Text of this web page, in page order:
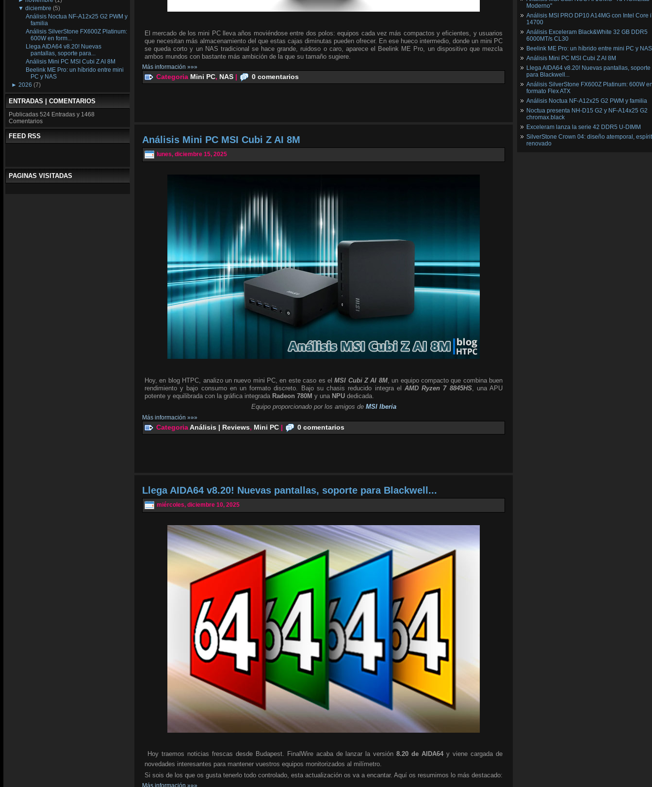
▼diciembre (5)
Análisis Noctua NF-A12x25 G2 PWM y
familia
Análisis SilverStone FX600Z Platinum:
600W en form...
Llega AIDA64 v8.20! Nuevas
pantallas, soporte para...
Análisis Mini PC MSI Cubi Z AI 8M
Beelink ME Pro: un híbrido entre mini
PC y NAS
► 2026 (7)
ENTRADAS | COMENTARIOS
Publicadas 524 Entradas y 1468
Comentarios
FEED RSS
PAGINAS VISITADAS
El mercado de los mini PC lleva años moviéndose entre dos polos: equipos cada vez más compactos y eficientes, y usuarios
que necesitan más almacenamiento del que estas cajas diminutas pueden ofrecer. En ese hueco intermedio, donde un mini PC
se queda corto y un NAS tradicional se hace grande, ruidoso o caro, aparece el Beelink ME Pro, un dispositivo que mezcla
ambos mundos con bastante más ambición de la que su tamaño sugiere.
Más información »»»
Categoria Mini PC, NAS | 0 comentarios
Análisis Mini PC MSI Cubi Z AI 8M
lunes, diciembre 15, 2025
Hoy, en blog HTPC, analizo un nuevo mini PC, en este caso es elMSI Cubi Z AI 8M, un equipo compacto que combina buen
rendimiento y bajo consumo en un formato discreto. Bajo su chasis reducido integra el AMD Ryzen 7 8845HS, una APU
potente y equilibrada con la gráfica integrada Radeon 780M y una NPU dedicada.
Equipo proporcionado por los amigos de MSI Iberia
Más información »»»
CategoriaAnálisis | Reviews, Mini PC | 0 comentarios
Llega AIDA64 v8.20! Nuevas pantallas, soporte para Blackwell...
miércoles, diciembre 10, 2025
Hoy traemos noticias frescas desde Budapest. FinalWire acaba de lanzar la versión8.20 de AIDA64 y viene cargada de
novedades interesantes para mantener vuestros equipos monitorizados al milímetro.
Si sois de los que os gusta tenerlo todo controlado, esta actualización os va a encantar. Aquí os resumimos lo más destacado:
Moderno"
Análisis MSI PRO DP10 A14MG con Intel Core
14700
Análisis Exceleram Black&White 32 GB DDR5
6000MT/s CL30
Beelink ME Pro: un híbrido entre mini PC y NAS
Análisis Mini PC MSI Cubi Z AI 8M
Llega AIDA64 v8.20! Nuevas pantallas, soporte
para Blackwell...
Análisis SilverStone FX600Z Platinum: 600W
formato Flex ATX
Análisis Noctua NF-A12x25 G2 PWM y familia
Noctua presenta NH-D15 G2 y NF-A14x25 G2
chromax.black
Exceleram lanza la serie 42 DDR5 U-DIMM
SilverStone Crown 04: diseño atemporal,
renovado